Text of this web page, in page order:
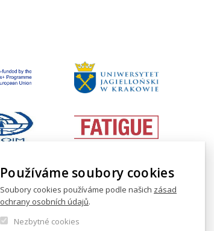
Používáme soubory cookies
Soubory cookies používáme podle našich zásad
ochrany osobních údajů.
Nezbytné cookies